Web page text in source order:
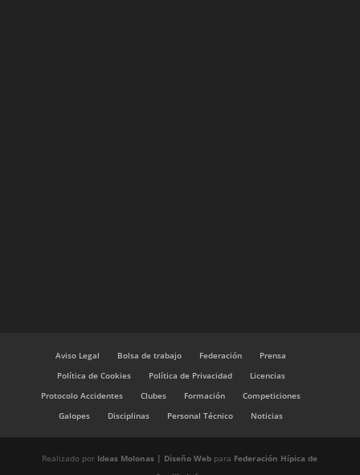
Aviso Legal Bolsa de trabajo Federación
Prensa
Política de Cookies
Política de Privacidad
Licencias
Protocolo Accidentes
Clubes Formación
Competiciones
Galopes
Disciplinas Personal Técnico Noticias
Realizado por Ideas Molonas | Diseño Web para Federación Hípica de